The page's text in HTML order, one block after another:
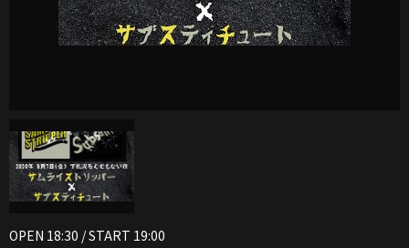
OPEN 18:30 / START 19:00